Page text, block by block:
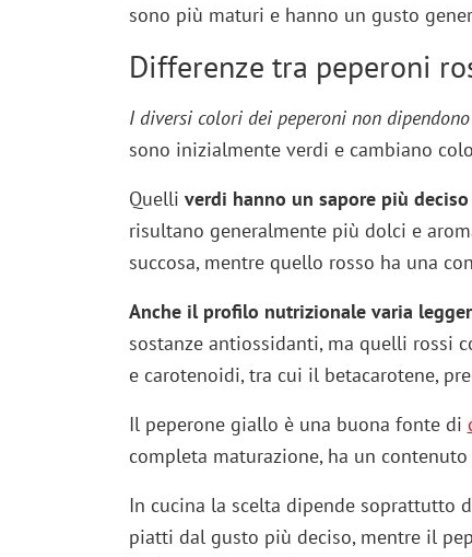
sono più maturi e hanno un gusto
Differenze tra peperoni
I diversi colori dei peperoni non
sono inizialmente verdi e cambiano
Quelli verdi hanno un sapore più deciso
risultano generalmente più dolci e
succosa, mentre quello rosso ha una
Anche il profilo nutrizionale varia
sostanze antiossidanti, ma quelli rossi
e carotenoidi, tra cui il betacarotene,
Il peperone giallo è una buona fonte di
completa maturazione, ha un
In cucina la scelta dipende soprattutto
piatti dal gusto più deciso, mentre il